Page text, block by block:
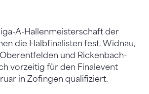
A-Hallenmeisterschaft der
die Halbfinalisten fest. Widnau,
und Rickenbach-
vorzeitig für den Finalevent
in Zofingen qualifiziert.